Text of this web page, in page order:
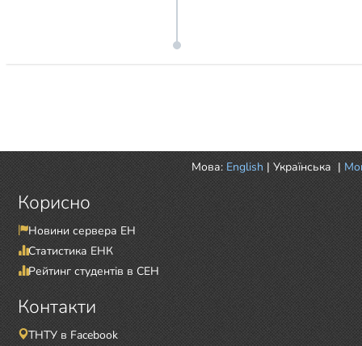
Мова: English | Українська |
Корисно
Новини сервера ЕН
Статистика ЕНК
Рейтинг студентів в СЕН
Контакти
ТНТУ в Facebook